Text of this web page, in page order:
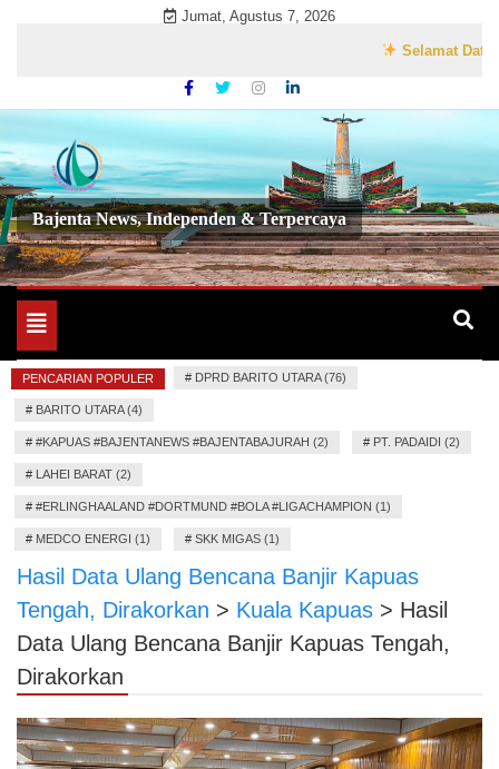
Jumat, Agustus 7, 2026
Selamat Datang di
Bajenta News, Independen & Terpercaya
Toggle
navigation
PENCARIAN POPULER # DPRD BARITO UTARA (76)
# BARITO UTARA (4)
# #KAPUAS #BAJENTANEWS #BAJENTABAJURAH (2) # PT. PADAIDI (2)
# LAHEI BARAT (2)
# #ERLINGHAALAND #DORTMUND #BOLA #LIGACHAMPION (1)
# MEDCO ENERGI (1) # SKK MIGAS (1)
Hasil Data Ulang Bencana Banjir Kapuas
Tengah, Dirakorkan > Kuala Kapuas > Hasil
Data Ulang Bencana Banjir Kapuas Tengah,
Dirakorkan